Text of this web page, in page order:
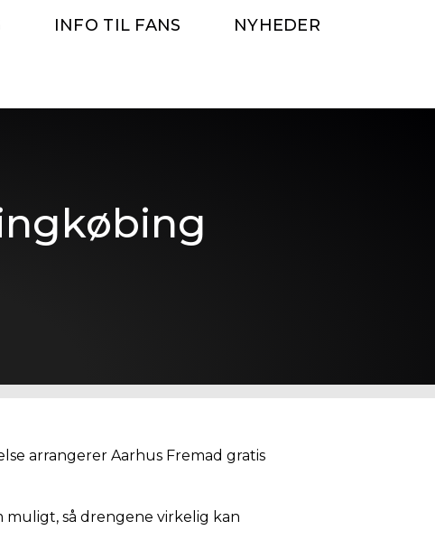
INFO TIL FANS NYHEDER
arrangerer Aarhus Fremad gratis
muligt, så drengene virkelig kan